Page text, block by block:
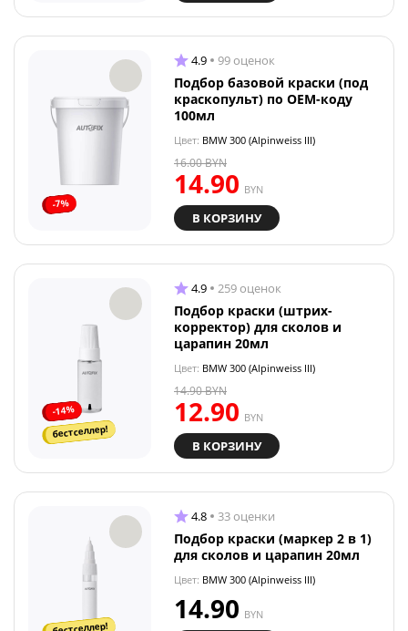
-7%
4.9 99 оценок
Подбор базовой краски (под
краскопульт) по OEM-коду
100мл
Цвет: BMW 300 (Alpinweiss III)
14.90 BYN
16.00BYN
В КОРЗИНУ
-14%
бестселлер!
4.9 259 оценок
Подбор краски (штрих-
корректор) для сколов и
царапин 20мл
Цвет: BMW 300 (Alpinweiss III)
12.90 BYN
14.90BYN
В КОРЗИНУ
4.8 33 оценки
Подбор краски (маркер 2 в 1)
для сколов и царапин 20мл
Цвет: BMW 300 (Alpinweiss III)
14.90 BYN